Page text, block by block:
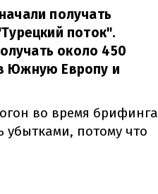
получать
поток".
около 450
Южную Европу и
во время брифинга
убытками, потому что